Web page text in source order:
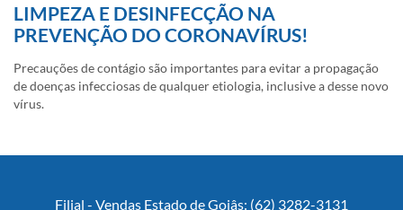
LIMPEZA E DESINFECÇÃO NA
PREVENÇÃO DO CORONAVÍRUS!
Precauções de contágio são importantes para evitar a propagação
de doenças infecciosas de qualquer etiologia, inclusive a desse novo
vírus.
Filial - Vendas Estado de Goiâs: (62) 3282-3131